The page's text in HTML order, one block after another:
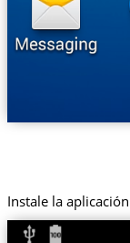
Instale la